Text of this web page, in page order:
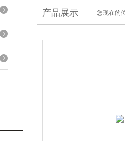
产品展示 您现在的